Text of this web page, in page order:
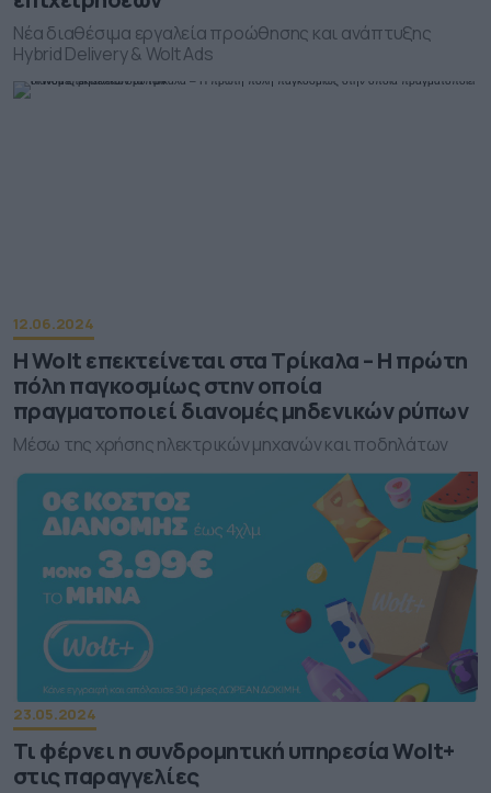
Νέα διαθέσιμα εργαλεία προώθησης και ανάπτυξης
Hybrid Delivery & Wolt Ads
12.06.2024
Η Wolt επεκτείνεται στα Τρίκαλα – Η πρώτη
πόλη παγκοσμίως στην οποία
πραγματοποιεί διανομές μηδενικών ρύπων
Μέσω της χρήσης ηλεκτρικών μηχανών και ποδηλάτων
23.05.2024
Τι φέρνει η συνδρομητική υπηρεσία Wolt+
στις παραγγελίες